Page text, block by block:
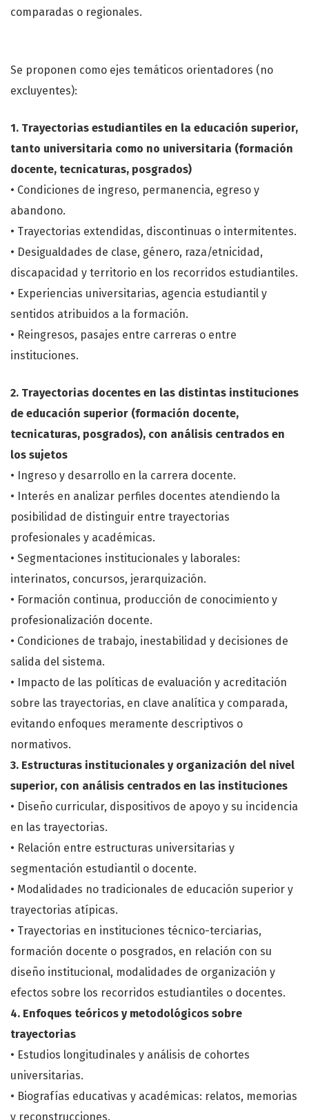
comparadas o regionales.
Se proponen como ejes temáticos orientadores (no
excluyentes):
1. Trayectorias estudiantiles en la educación superior,
tanto universitaria como no universitaria (formación
docente, tecnicaturas, posgrados)
• Condiciones de ingreso, permanencia, egreso y
abandono.
• Trayectorias extendidas, discontinuas o intermitentes.
• Desigualdades de clase, género, raza/etnicidad,
discapacidad y territorio en los recorridos estudiantiles.
• Experiencias universitarias, agencia estudiantil y
sentidos atribuidos a la formación.
• Reingresos, pasajes entre carreras o entre
instituciones.
2. Trayectorias docentes en las distintas instituciones
de educación superior (formación docente,
tecnicaturas, posgrados), con análisis centrados en
los sujetos
• Ingreso y desarrollo en la carrera docente.
• Interés en analizar perfiles docentes atendiendo la
posibilidad de distinguir entre trayectorias
profesionales y académicas.
• Segmentaciones institucionales y laborales:
interinatos, concursos, jerarquización.
• Formación continua, producción de conocimiento y
profesionalización docente.
• Condiciones de trabajo, inestabilidad y decisiones de
salida del sistema.
• Impacto de las políticas de evaluación y acreditación
sobre las trayectorias, en clave analítica y comparada,
evitando enfoques meramente descriptivos o
normativos.
3. Estructuras institucionales y organización del nivel
superior, con análisis centrados en las instituciones
• Diseño curricular, dispositivos de apoyo y su incidencia
en las trayectorias.
• Relación entre estructuras universitarias y
segmentación estudiantil o docente.
• Modalidades no tradicionales de educación superior y
trayectorias atípicas.
• Trayectorias en instituciones técnico-terciarias,
formación docente o posgrados, en relación con su
diseño institucional, modalidades de organización y
efectos sobre los recorridos estudiantiles o docentes.
4. Enfoques teóricos y metodológicos sobre
trayectorias
• Estudios longitudinales y análisis de cohortes
universitarias.
• Biografías educativas y académicas: relatos, memorias
y reconstrucciones.